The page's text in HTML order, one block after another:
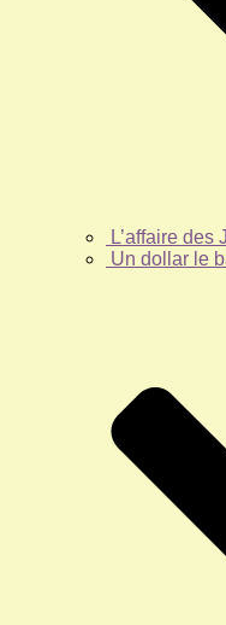
L’affaire
Un dollar le